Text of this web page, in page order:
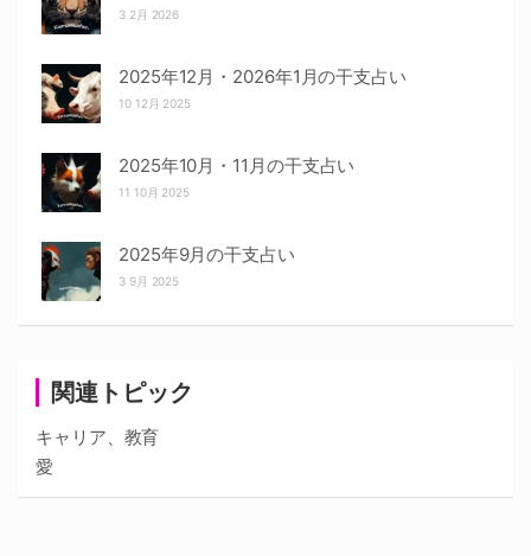
関連トピック
キャリア、教育
愛
3 2月 2026
2025年12月・2026年1月の干支占い
10 12月 2025
2025年10月・11月の干支占い
11 10月 2025
2025年9月の干支占い
3 9月 2025